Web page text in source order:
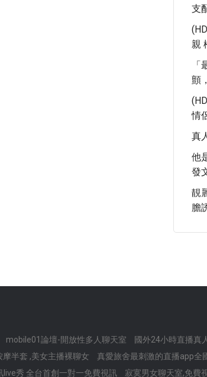
支
親
顫
情
真
他
發
靚
膽
mobile01論壇-開放性多人聊天室 國外24小時直播真
半套 ,美女主播裸聊女 真愛旅舍最刺激的直播app全
live秀 全台首創一對一免費視訊 寂寞男女聊天室,免費